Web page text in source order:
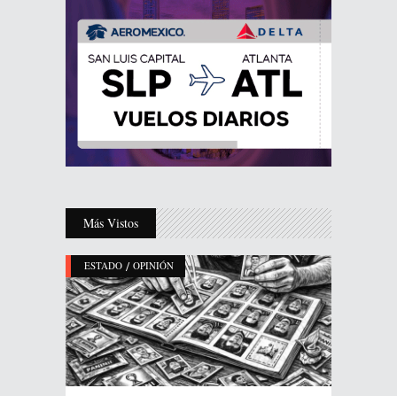
Más Vistos
ESTADO / OPINIÓN